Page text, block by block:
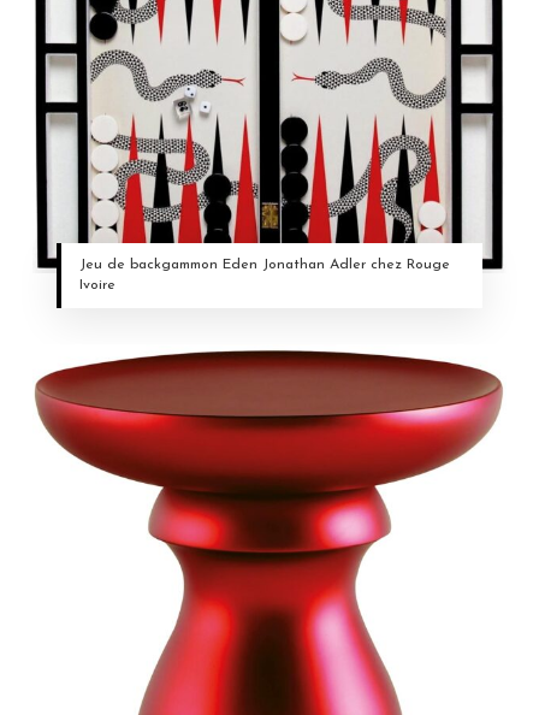
Jeu de backgammon Eden Jonathan Adler chez Rouge
Ivoire